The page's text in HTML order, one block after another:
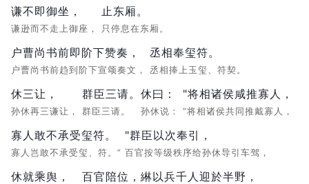
谦不即御坐，
谦逊而不走上御座，
止东厢。
只停息在东厢。
户曹尚书前即阶下赞奏，
户曹尚书前趋到阶下宣颂奏文，
丞相奉玺符。
丞相捧上玉玺、符契。
休三让，
孙休再三谦让，
群臣三请。
群臣三请。
休曰：
孙休说：
"将相诸侯咸推寡人，
“将相诸侯共同推戴寡人，
寡人敢不承受玺符。
寡人岂敢不承受玺、符。”
"群臣以次奉引，
百官按等级秩序给孙休导引车驾，
休就乘舆， 百官陪位， 綝以兵千人迎於半野，